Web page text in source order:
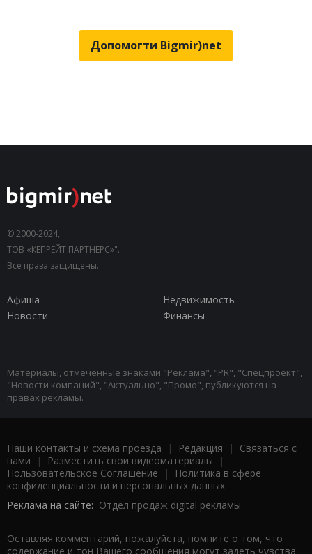
Допомогти Bigmir)net
© 2000-2024,
ТОВ «КЕПРЕЙТ ПАРТНЕРС»".
Все права защищены.
Афиша
Недвижимость
Новости
Финансы
Материалы, отмеченные знаками "Реклама", "PR", "Спецпроект",
"Новости компаний", "Актуально", "Промо", публикуются на
правах рекламы.
Наши контакты и схема проезда | Редакция | Связаться с
нами | Разместить свои видеоматериалы |
Пользовательское Соглашение |
Политика в сфере
конфиденциальности и персональных данных
Реклама на сайте: Отдел продаж digital рекламы
Оставляя комментарий, пожалуйста, помните о том, что
содержание и тон Вашего сообщения могут задеть чувства